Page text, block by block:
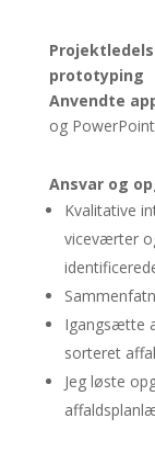
prototyping
Anvendte
og PowerPoint
Ansvar og
Kvalitative
viceværter
Igangsætte
sorteret
Jeg løste